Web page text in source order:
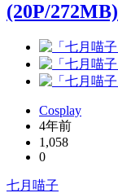
(20P/272MB)
Cosplay
4年前
1,058
0
七月喵子